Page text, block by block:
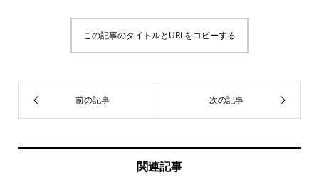
この記事のタイトルとURLをコピーする
関連記事